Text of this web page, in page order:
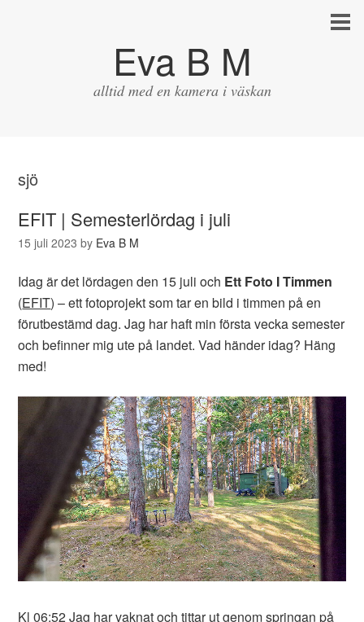
Eva B M
alltid med en kamera i väskan
sjö
EFIT | Semesterlördag i juli
15 juli 2023 by Eva B M
Idag är det lördagen den 15 juli och Ett Foto I Timmen
(EFIT) – ett fotoprojekt som tar en bild i timmen på en
förutbestämd dag. Jag har haft min första vecka semester
och befinner mig ute på landet. Vad händer idag? Häng
med!
Kl 06:52 Jag har vaknat och tittar ut genom springan på